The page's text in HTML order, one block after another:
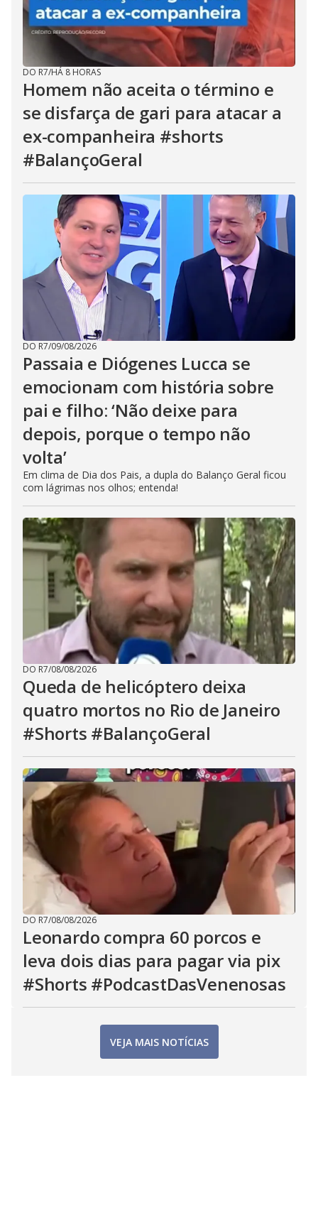
DO R7/HÁ 8 HORAS
Homem não aceita o término e
se disfarça de gari para atacar a
ex-companheira #shorts
#BalançoGeral
DO R7/09/08/2026
Passaia e Diógenes Lucca se
emocionam com história sobre
pai e filho: ‘Não deixe para
depois, porque o tempo não
volta’
Em clima de Dia dos Pais, a dupla do Balanço Geral ficou
com lágrimas nos olhos; entenda!
DO R7/08/08/2026
Queda de helicóptero deixa
quatro mortos no Rio de Janeiro
#Shorts #BalançoGeral
DO R7/08/08/2026
Leonardo compra 60 porcos e
leva dois dias para pagar via pix
#Shorts #PodcastDasVenenosas
VEJA MAIS NOTÍCIAS